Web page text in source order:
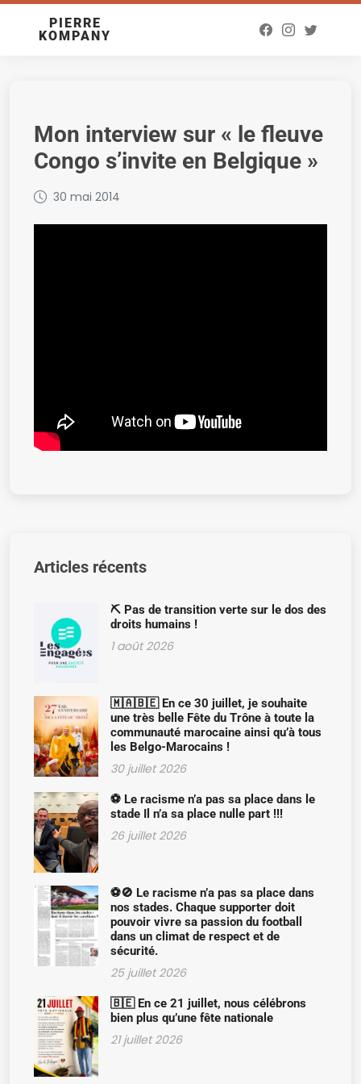
PIERRE
KOMPANY
Mon interview sur « le fleuve
Congo s’invite en Belgique »
30 mai 2014
Articles récents
⛏️ Pas de transition verte sur le dos des
droits humains !
1 août 2026
🇲🇦🇧🇪 En ce 30 juillet, je souhaite
une très belle Fête du Trône à toute la
communauté marocaine ainsi qu’à tous
les Belgo-Marocains !
30 juillet 2026
⚽ Le racisme n’a pas sa place dans le
stade Il n’a sa place nulle part !!!
26 juillet 2026
⚽🚫 Le racisme n’a pas sa place dans
nos stades. Chaque supporter doit
pouvoir vivre sa passion du football
dans un climat de respect et de
sécurité.
25 juillet 2026
🇧🇪 En ce 21 juillet, nous célébrons
bien plus qu’une fête nationale
21 juillet 2026